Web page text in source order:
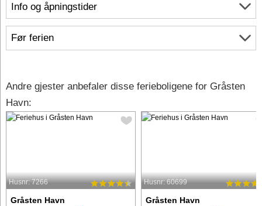
Info og åpningstider
Før ferien
Andre gjester anbefaler disse ferieboligene for Gråsten
Havn:
Husnr: 7266
Gråsten Havn
Husnr: 60699
Gråsten Havn